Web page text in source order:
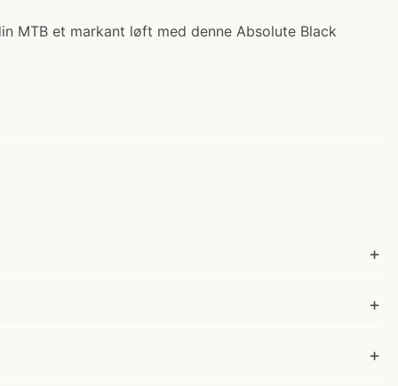
MTB et markant løft med denne Absolute Black